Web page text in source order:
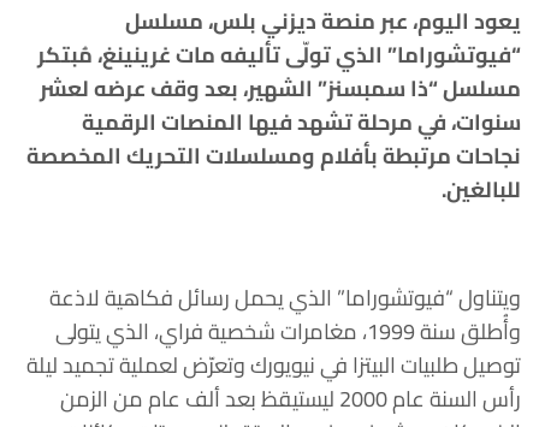
يعود اليوم، عبر منصة ديزني بلس، مسلسل
“فيوتشوراما” الذي تولّى تأليفه مات غرينينغ، مُبتكر
مسلسل “ذا سمبسنز” الشهير، بعد وقف عرضه لعشر
سنوات، في مرحلة تشهد فيها المنصات الرقمية
نجاحات مرتبطة بأفلام ومسلسلات التحريك المخصصة
للبالغين.
ويتناول “فيوتشوراما” الذي يحمل رسائل فكاهية لاذعة
وأُطلق سنة 1999، مغامرات شخصية فراي، الذي يتولى
توصيل طلبيات البيتزا في نيويورك وتعرّض لعملية تجميد ليلة
رأس السنة عام 2000 ليستيقظ بعد ألف عام من الزمن